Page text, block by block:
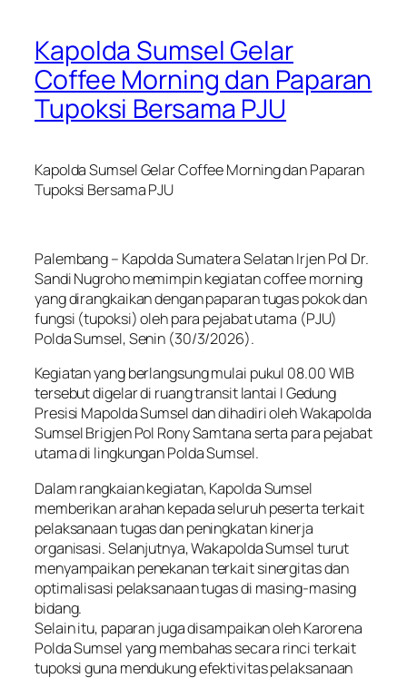
Kapolda Sumsel Gelar
Coffee Morning dan Paparan
Tupoksi Bersama PJU
Kapolda Sumsel Gelar Coffee Morning dan Paparan
Tupoksi Bersama PJU
Palembang – Kapolda Sumatera Selatan Irjen Pol Dr.
Sandi Nugroho memimpin kegiatan coffee morning
yang dirangkaikan dengan paparan tugas pokok dan
fungsi (tupoksi) oleh para pejabat utama (PJU)
Polda Sumsel, Senin (30/3/2026).
Kegiatan yang berlangsung mulai pukul 08.00 WIB
tersebut digelar di ruang transit lantai I Gedung
Presisi Mapolda Sumsel dan dihadiri oleh Wakapolda
Sumsel Brigjen Pol Rony Samtana serta para pejabat
utama di lingkungan Polda Sumsel.
Dalam rangkaian kegiatan, Kapolda Sumsel
memberikan arahan kepada seluruh peserta terkait
pelaksanaan tugas dan peningkatan kinerja
organisasi. Selanjutnya, Wakapolda Sumsel turut
menyampaikan penekanan terkait sinergitas dan
optimalisasi pelaksanaan tugas di masing-masing
bidang.
Selain itu, paparan juga disampaikan oleh Karorena
Polda Sumsel yang membahas secara rinci terkait
tupoksi guna mendukung efektivitas pelaksanaan